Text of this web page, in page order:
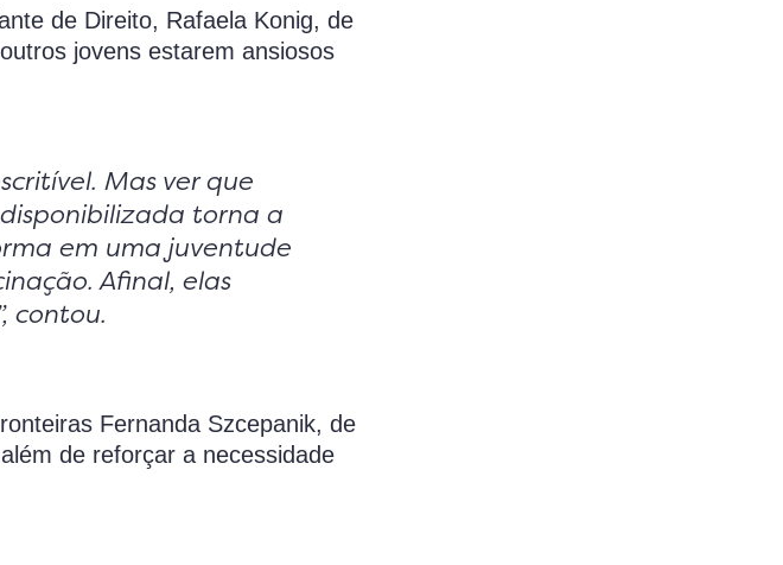
de Direito, Rafaela Konig, de
jovens estarem ansiosos
Mas ver que
torna a
em uma juventude
Afinal, elas
contou.
Fernanda Szcepanik, de
de reforçar a necessidade